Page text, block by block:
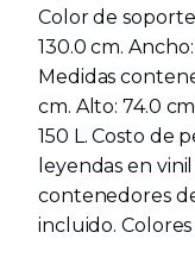
Color de
130.0 cm.
Medidas
cm. Alto: 74.0
150 L. Costo de
leyendas en
contenedores
incluido.